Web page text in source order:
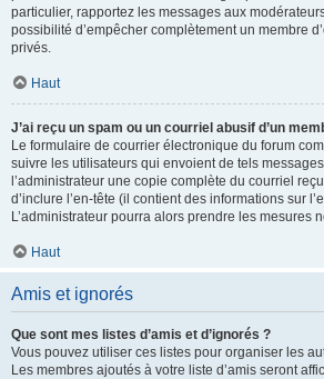
particulier, rapportez les messages aux
possibilité d’empêcher complètement un membre
privés.
Haut
J’ai reçu un spam ou un courriel abusif d’un
Le formulaire de courrier électronique du forum
suivre les utilisateurs qui envoient de tels
l’administrateur une copie complète du courriel
d’inclure l’en-tête (il contient des informations sur
L’administrateur pourra alors prendre les mesures
Haut
Amis et ignorés
Que sont mes listes d’amis et d’ignorés ?
Vous pouvez utiliser ces listes pour organiser les
Les membres ajoutés à votre liste d’amis seront